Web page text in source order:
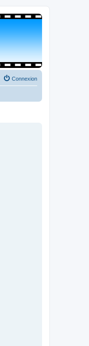
Connexion